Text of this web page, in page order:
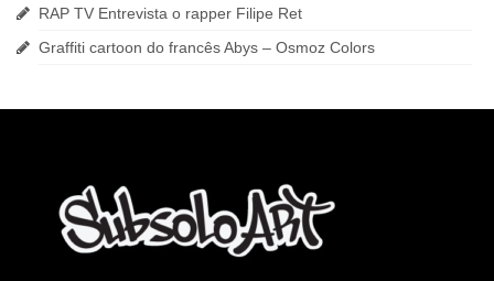
RAP TV Entrevista o rapper Filipe Ret
Graffiti cartoon do francês Abys – Osmoz Colors